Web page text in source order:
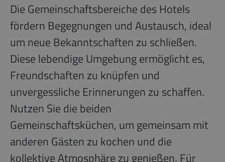
Die Gemeinschaftsbereiche des Hotels
fördern Begegnungen und Austausch, ideal
um neue Bekanntschaften zu schließen.
Diese lebendige Umgebung ermöglicht es,
Freundschaften zu knüpfen und
unvergessliche Erinnerungen zu schaffen.
Nutzen Sie die beiden
Gemeinschaftsküchen, um gemeinsam mit
anderen Gästen zu kochen und die
kollektive Atmosphäre zu genießen. Für